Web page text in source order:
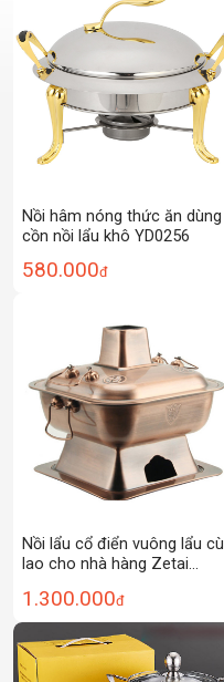
Nồi hâm nóng thức ăn dùng
cồn nồi lẩu khô YD0256
580.000đ
Nồi lẩu cổ điển vuông lẩu cù
lao cho nhà hàng Zetai
1.300.000đ